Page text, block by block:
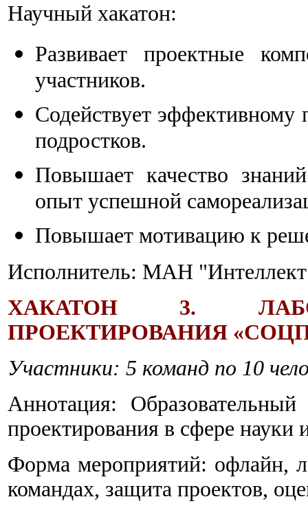
Научный хакатон:
Развивает проектные
участников.
Содействует
подростков.
Повышает качество
опыт успешной
Повышает мотивацию к
Исполнитель: МАН
ХАКАТОН 3.
ПРОЕКТИРОВАНИЯ
Участники: 5 команд по 10
Аннотация:
проектирования в сфере
Форма мероприятий: офлайн,
командах, защита проектов,